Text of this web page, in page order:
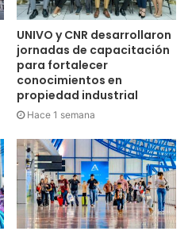
UNIVO y CNR desarrollaron
jornadas de capacitación
para fortalecer
conocimientos en
propiedad industrial
Hace 1 semana